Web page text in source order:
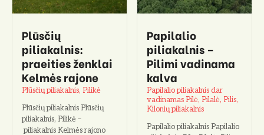
Plūsčių
piliakalnis:
praeities ženklai
Kelmės rajone
Plūsčių piliakalnis, Pilikė
Plūsčių piliakalnis Plūsčių
piliakalnis, Pilikė –
piliakalnis Kelmės rajono
Papilalio
piliakalnis –
Pilimi vadinama
kalva
Papilalio piliakalnis dar
vadinamas Pilė, Pilalė, Pilis,
Kilonių piliakalnis
Papilalio piliakalnis Papilalio